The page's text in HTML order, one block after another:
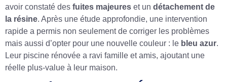
avoir constaté des fuites majeures et un détachement de
la résine. Après une étude approfondie, une intervention
rapide a permis non seulement de corriger les problèmes
mais aussi d’opter pour une nouvelle couleur : le bleu azur.
Leur piscine rénovée a ravi famille et amis, ajoutant une
réelle plus-value à leur maison.